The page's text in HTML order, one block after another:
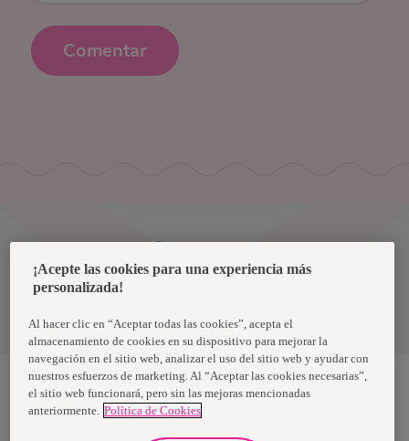
Comentar
Términos y condiciones
Nosotras, una marca de Essity - una compañía global líder en
¡Acepte las cookies para una experiencia más
personalizada!
Al hacer clic en “Aceptar todas las cookies”, acepta el
almacenamiento de cookies en su dispositivo para mejorar la
navegación en el sitio web, analizar el uso del sitio web y ayudar con
nuestros esfuerzos de marketing. Al “Aceptar las cookies necesarias”,
el sitio web funcionará, pero sin las mejoras mencionadas
anteriormente. Política de Cookies